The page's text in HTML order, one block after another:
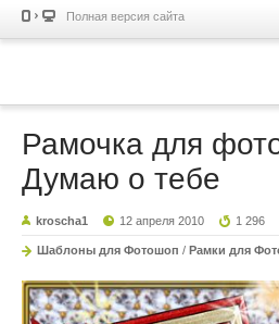
Полная версия сайта
Рамочка для
Думаю о тебе
kroscha1 12 апреля 2010 1 296
Шаблоны для Фотошоп / Рамки для